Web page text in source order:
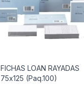
FICHAS LOAN RAYADAS
75x125 (Paq.100)